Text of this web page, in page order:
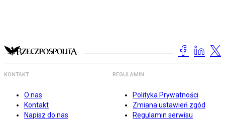
KONTAKT
O nas
Kontakt
Napisz do nas
REGULAMIN
Polityka Prywatności
Zmiana ustawień zgód
Regulamin serwisu